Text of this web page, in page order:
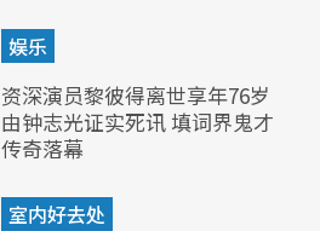
娱乐
资深演员黎彼得离世享年76岁
由钟志光证实死讯 填词界鬼才
传奇落幕
室内好去处